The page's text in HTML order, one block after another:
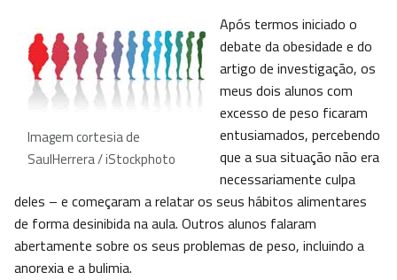
Imagem cortesia de
SaulHerrera / iStockphoto
Após termos iniciado o
debate da obesidade e do
artigo de investigação, os
meus dois alunos com
excesso de peso ficaram
entusiamados, percebendo
que a sua situação não era
necessariamente culpa
deles – e começaram a relatar os seus hábitos alimentares
de forma desinibida na aula. Outros alunos falaram
abertamente sobre os seus problemas de peso, incluindo a
anorexia e a bulimia.